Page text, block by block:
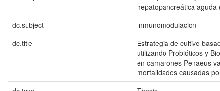
hepatopancreática aguda
dc.subject
Inmunomodulacion
dc.title
Estrategia de cultivo
utilizando Probióticos y
en camarones Penaeus
mortalidades causadas